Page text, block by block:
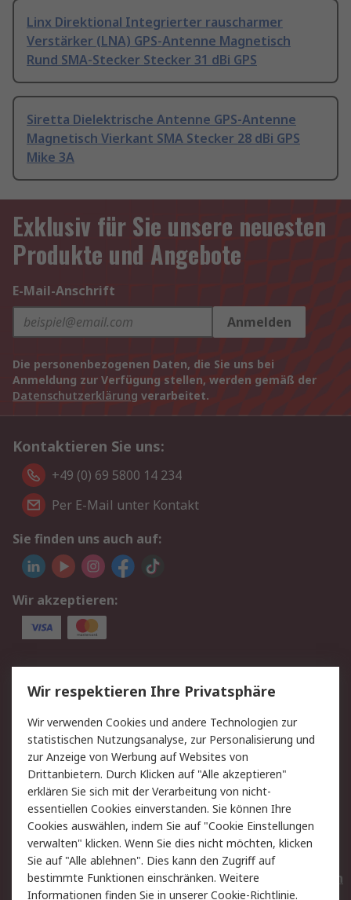
Linx Direktional Integrierter rauscharmer
Verstärker (LNA) GPS-Antenne Magnetisch
Rund SMA-Stecker Stecker 31 dBi GPS
Siretta Dielektrische Antenne GPS-Antenne
Magnetisch Vierkant SMA Stecker 28 dBi GPS
Mike 3A
Exklusiv für Sie unsere neuesten
Produkte und Angebote
E-Mail-Anschrift
Anmelden
Die personenbezogenen Daten, die Sie uns bei
Anmeldung zur Verfügung stellen, werden gemäß der
Datenschutzerklärung verarbeitet.
Kontaktieren Sie uns:
+49 (0) 69 5800 14 234
Per E-Mail unter Kontakt
Sie finden uns auch auf:
Wir akzeptieren:
Service
Value Added Services
Lieferlösungen
Rücksendungen
Kontakt
Hilfe
Privatkunden
Rechtliches
AGB
Datenschutz
Cookie-Richtlinie
Zahlungsbedingungen
Copyright/Impressum
Entsorgung
Elektrogeräte/Batterien
Wir respektieren Ihre Privatsphäre
Wir verwenden Cookies und andere Technologien zur
statistischen Nutzungsanalyse, zur Personalisierung und
zur Anzeige von Werbung auf Websites von
Drittanbietern. Durch Klicken auf "Alle akzeptieren"
erklären Sie sich mit der Verarbeitung von nicht-
essentiellen Cookies einverstanden. Sie können Ihre
Cookies auswählen, indem Sie auf "Cookie Einstellungen
verwalten" klicken. Wenn Sie dies nicht möchten, klicken
Sie auf "Alle ablehnen". Dies kann den Zugriff auf
bestimmte Funktionen einschränken. Weitere
Informationen finden Sie in unsererCookie-Richtlinie.